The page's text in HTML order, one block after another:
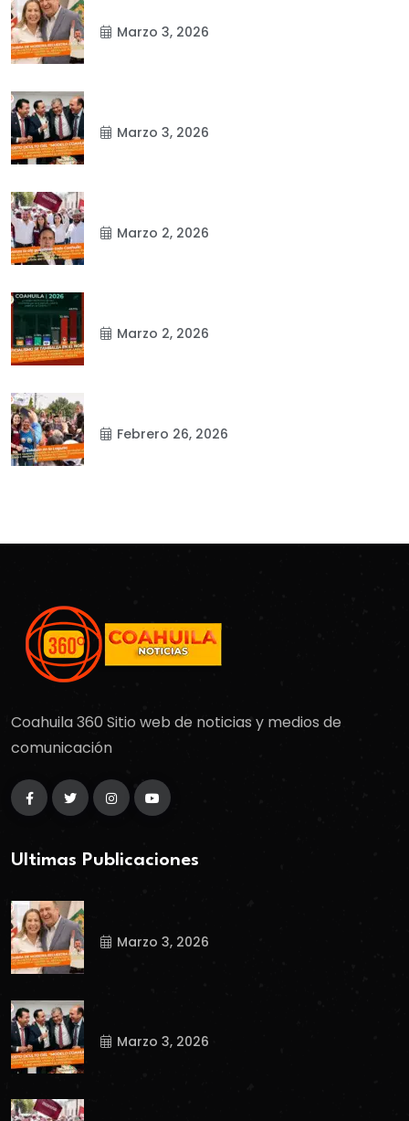
Marzo 3, 2026
Marzo 3, 2026
Marzo 2, 2026
Marzo 2, 2026
Febrero 26, 2026
Coahuila 360 Sitio web de noticias y medios de
comunicación
Ultimas Publicaciones
Marzo 3, 2026
Marzo 3, 2026